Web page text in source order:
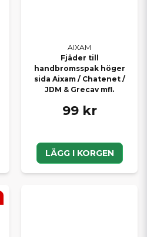
AIXAM
Fjäder till
handbromsspak höger
sida Aixam / Chatenet /
JDM & Grecav mfl.
99 kr
LÄGG I KORGEN